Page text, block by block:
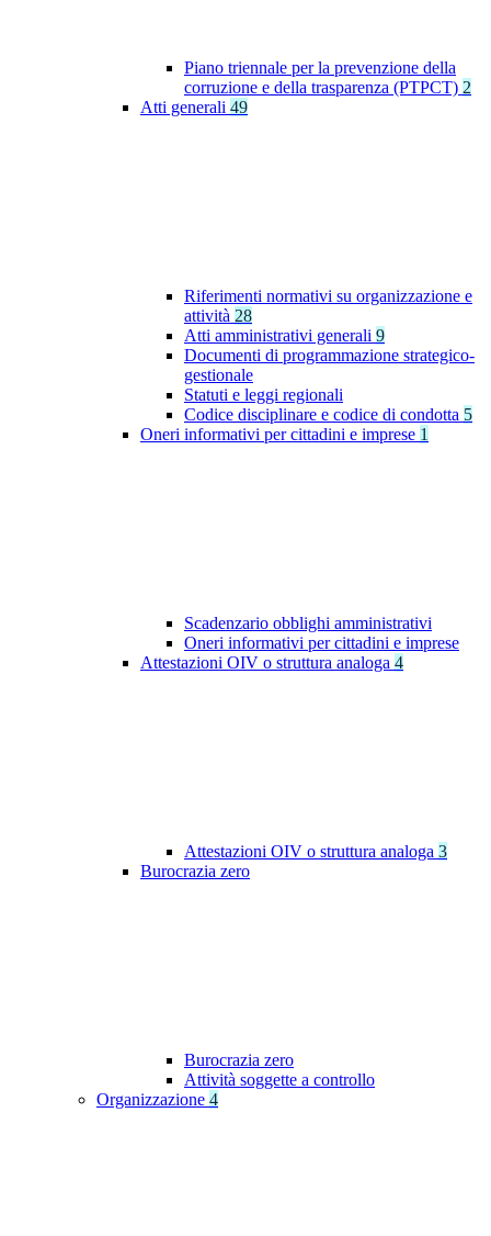
Piano triennale per la prevenzione della
corruzione e della trasparenza (PTPCT) 2
Atti generali 49
Riferimenti normativi su organizzazione e
attività 28
Atti amministrativi generali 9
Documenti di programmazione strategico-
gestionale
Statuti e leggi regionali
Codice disciplinare e codice di condotta 5
Oneri informativi per cittadini e imprese 1
Scadenzario obblighi amministrativi
Oneri informativi per cittadini e imprese
Attestazioni OIV o struttura analoga 4
Attestazioni OIV o struttura analoga 3
Burocrazia zero
Burocrazia zero
Attività soggette a controllo
Organizzazione 4